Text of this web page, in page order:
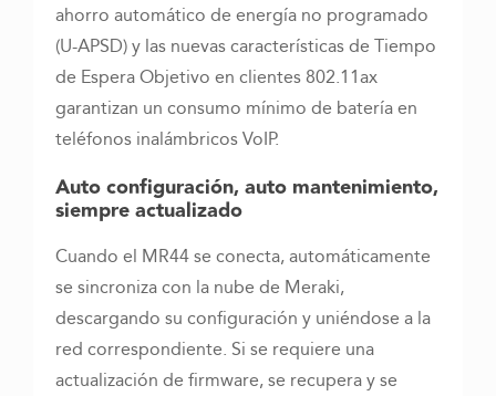
ahorro automático de energía no programado
(U-APSD) y las nuevas características de Tiempo
de Espera Objetivo en clientes 802.11ax
garantizan un consumo mínimo de batería en
teléfonos inalámbricos VoIP.
Auto configuración, auto mantenimiento,
siempre actualizado
Cuando el MR44 se conecta, automáticamente
se sincroniza con la nube de Meraki,
descargando su configuración y uniéndose a la
red correspondiente. Si se requiere una
actualización de firmware, se recupera y se